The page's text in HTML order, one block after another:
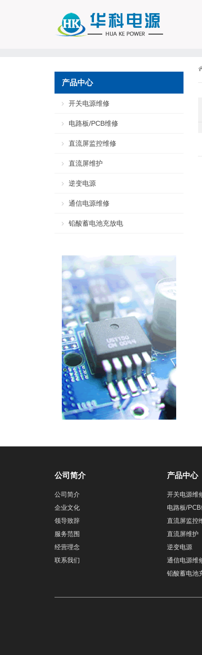
产品中心
开关电源维修
电路板/PCB维修
直流屏监控维修
直流屏维护
逆变电源
通信电源维修
铅酸蓄电池充放电
公司简介
公司简介
企业文化
领导致辞
服务范围
经营理念
联系我们
产品中心
开关电源维
电路板/
直流屏监控
直流屏维护
逆变电源
通信电源维
铅酸蓄电池